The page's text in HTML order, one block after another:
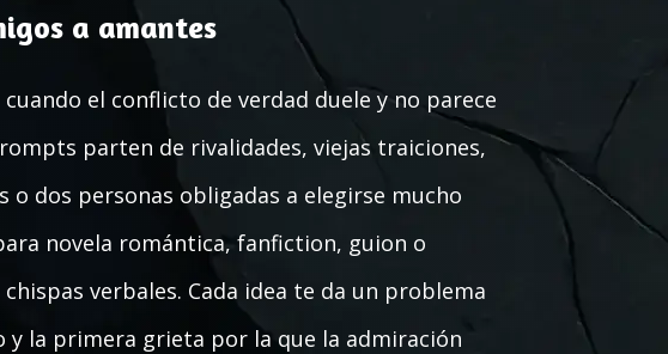
a amantes
el conflicto de verdad duele y no parece
parten de rivalidades, viejas traiciones,
dos personas obligadas a elegirse mucho
novela romántica, fanfiction, guion o
verbales. Cada idea te da un problema
la primera grieta por la que la admiración